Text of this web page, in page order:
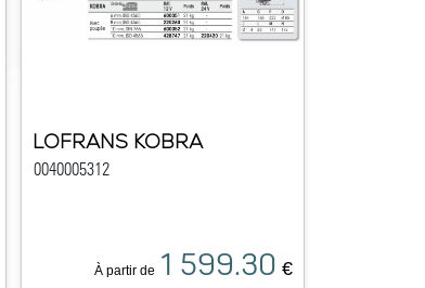
LOFRANS KOBRA
0040005312
À partir de 1 599.30 €